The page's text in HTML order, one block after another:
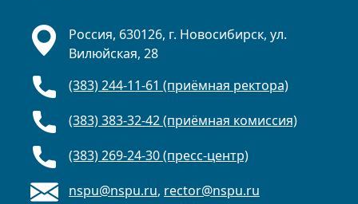
Россия, 630126, г. Новосибирск, ул.
Вилюйская, 28
(383) 244-11-61 (приёмная ректора)
(383) 383-32-42 (приёмная комиссия)
(383) 269-24-30 (пресс-центр)
nspu@nspu.ru, rector@nspu.ru